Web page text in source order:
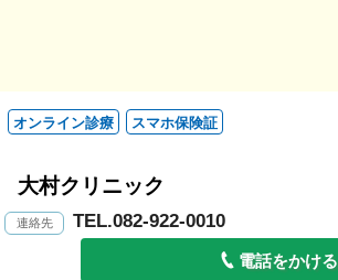
オンライン診療 スマホ保険証
大村クリニック
TEL.082-922-0010
電話をかける